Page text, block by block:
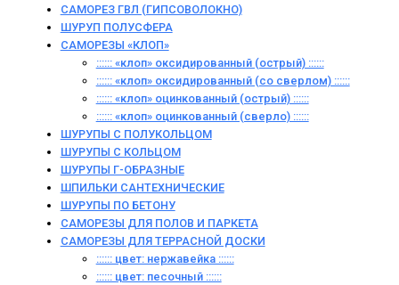
САМОРЕЗ ГВЛ (ГИПСОВОЛОКНО)
ШУРУП ПОЛУСФЕРА
САМОРЕЗЫ «КЛОП»
:::::: «клоп» оксидированный (острый) ::::::
:::::: «клоп» оксидированный (со сверлом) ::::::
:::::: «клоп» оцинкованный (острый) ::::::
:::::: «клоп» оцинкованный (сверло) ::::::
ШУРУПЫ С ПОЛУКОЛЬЦОМ
ШУРУПЫ С КОЛЬЦОМ
ШУРУПЫ Г-ОБРАЗНЫЕ
ШПИЛЬКИ САНТЕХНИЧЕСКИЕ
ШУРУПЫ ПО БЕТОНУ
САМОРЕЗЫ ДЛЯ ПОЛОВ И ПАРКЕТА
САМОРЕЗЫ ДЛЯ ТЕРРАСНОЙ ДОСКИ
:::::: цвет: нержавейка ::::::
:::::: цвет: песочный ::::::